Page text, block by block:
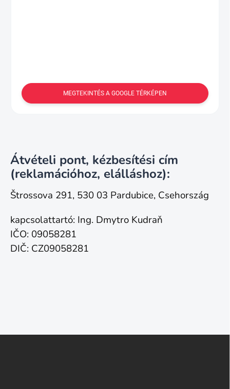
MEGTEKINTÉS A GOOGLE TÉRKÉPEN
Átvételi pont, kézbesítési cím
(reklamációhoz, elálláshoz):
Štrossova 291, 530 03 Pardubice, Csehország
kapcsolattartó: Ing. Dmytro Kudraň
IČO: 09058281
DIČ: CZ09058281